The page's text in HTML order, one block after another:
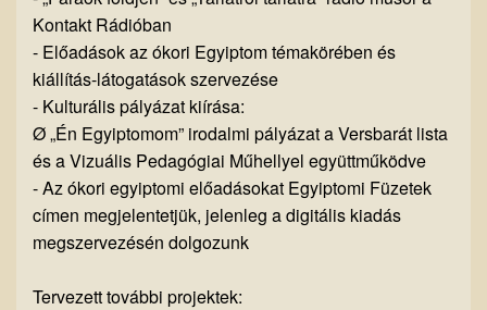
Kontakt Rádióban
- Előadások az ókori Egyiptom témakörében és
kiállítás-látogatások szervezése
- Kulturális pályázat kiírása:
Ø „Én Egyiptomom” irodalmi pályázat a Versbarát lista
és a Vizuális Pedagógiai Műhellyel együttműködve
- Az ókori egyiptomi előadásokat Egyiptomi Füzetek
címen megjelentetjük, jelenleg a digitális kiadás
megszervezésén dolgozunk
Tervezett további projektek: